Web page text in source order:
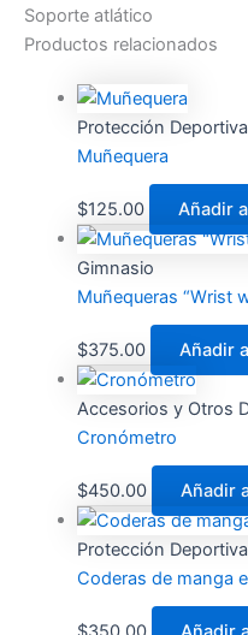
Soporte atlático
Productos relacionados
Protección Deportiva
Muñequera
$125.00 Añadir
Gimnasio
Muñequeras “Wrist
$375.00 Añadir
Accesorios y Otros
Cronómetro
$450.00 Añadir
Protección Deportiva
Coderas de manga